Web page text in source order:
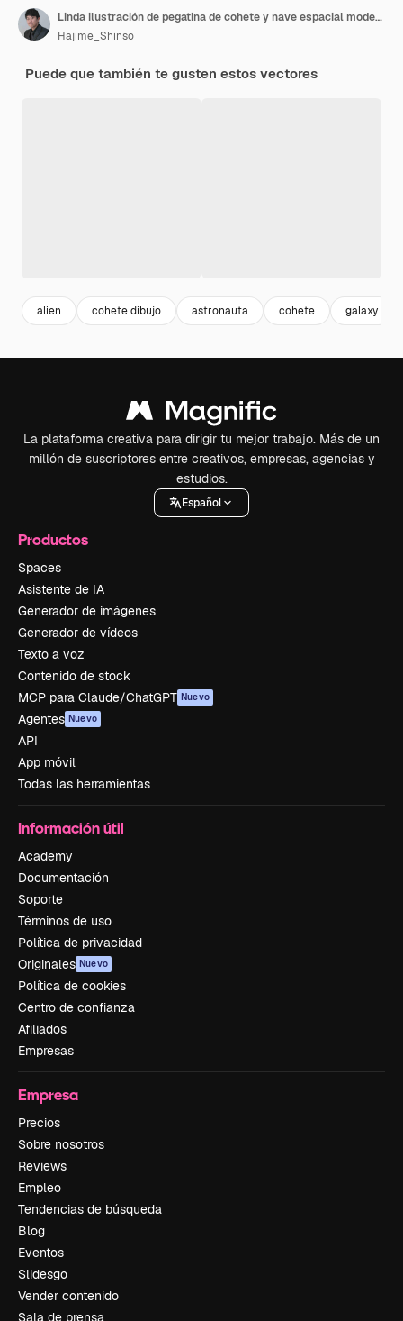
Linda ilustración de pegatina de cohete y nave espacial modelo 3
Hajime_Shinso
Puede que también te gusten estos vectores
alien cohete dibujo astronauta cohete galaxy
La plataforma creativa para dirigir tu mejor trabajo. Más de un
millón de suscriptores entre creativos, empresas, agencias y
estudios.
Español
Productos
Spaces
Asistente de IA
Generador de imágenes
Generador de vídeos
Texto a voz
Contenido de stock
MCP para Claude/ChatGPT Nuevo
Agentes Nuevo
API
App móvil
Todas las herramientas
Información útil
Academy
Documentación
Soporte
Términos de uso
Política de privacidad
Originales Nuevo
Política de cookies
Centro de confianza
Afiliados
Empresas
Empresa
Precios
Sobre nosotros
Reviews
Empleo
Tendencias de búsqueda
Blog
Eventos
Slidesgo
Vender contenido
Sala de prensa